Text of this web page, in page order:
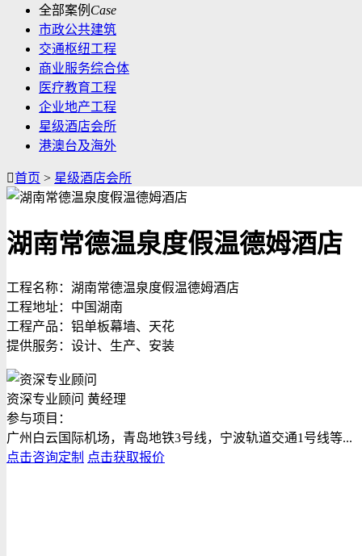
全部案例 Case
市政公共建筑
交通枢纽工程
商业服务综合体
医疗教育工程
企业地产工程
星级酒店会所
港澳台及海外
首页 > 星级酒店会所
湖南常德温泉度假温德姆酒店
工程名称：湖南常德温泉度假温德姆酒店
工程地址：中国湖南
工程产品：铝单板幕墙、天花
提供服务：设计、生产、安装
资深专业顾问 黄经理
参与项目：
广州白云国际机场，青岛地铁3号线，宁波轨道交通1号线等...
点击咨询定制 点击获取报价